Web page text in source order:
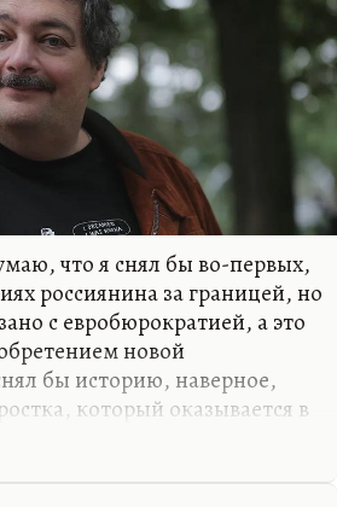
что я снял бы во-первых,
россиянина за границей, но
с евробюрократией, а это
новой
бы историю, наверное,
который оказывается в
И я, наверное, снял бы